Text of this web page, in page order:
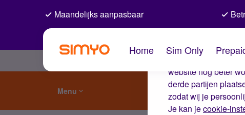
De
Wij gebruiken
website nog beter
derde partijen
zodat wij je
Je kan jecookie-
Maandelijks aanpasbaar
Home Sim Only
Menu